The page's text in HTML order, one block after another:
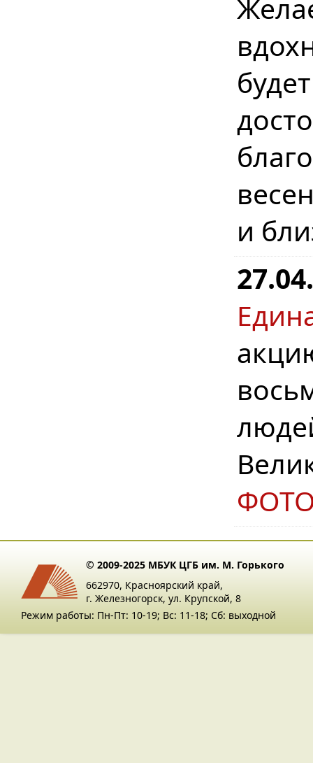
и
© 2009-2025 МБУК ЦГБ им. М. Горького
662970, Красноярский край,
г. Железногорск, ул. Крупской, 8
Режим работы: Пн-Пт: 10-19; Вс: 11-18; Сб: выходной